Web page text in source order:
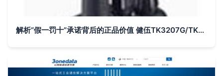
解析“假一罚十”承诺背后的正品价值 健伍TK3207G/TK2207G对讲机深度使用测评